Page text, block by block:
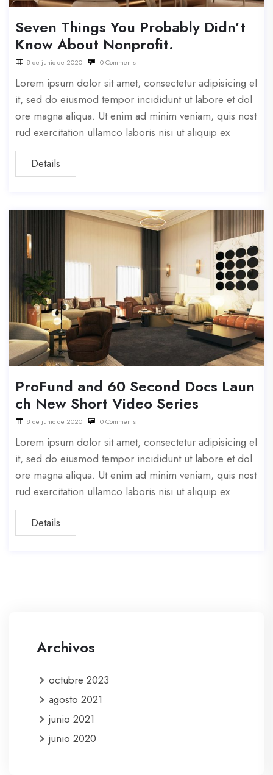
Seven Things You Probably Didn’t
Know About Nonprofit.
8 de junio de 2020 0 Comments
Lorem ipsum dolor sit amet, consectetur adipisicing el
it, sed do eiusmod tempor incididunt ut labore et dol
ore magna aliqua. Ut enim ad minim veniam, quis nost
rud exercitation ullamco laboris nisi ut aliquip ex
Details
ProFund and 60 Second Docs Laun
ch New Short Video Series
8 de junio de 2020 0 Comments
Lorem ipsum dolor sit amet, consectetur adipisicing el
it, sed do eiusmod tempor incididunt ut labore et dol
ore magna aliqua. Ut enim ad minim veniam, quis nost
rud exercitation ullamco laboris nisi ut aliquip ex
Details
Archivos
octubre 2023
agosto 2021
junio 2021
junio 2020